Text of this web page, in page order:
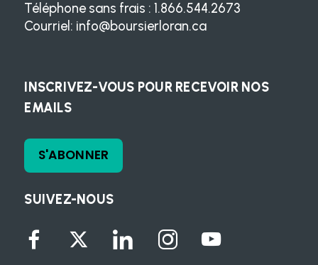
SUIVEZ-NOUS
Téléphone sans frais : 1.866.544.2673
Courriel: info@boursierloran.ca
INSCRIVEZ-VOUS POUR RECEVOIR NOS
EMAILS
S'ABONNER